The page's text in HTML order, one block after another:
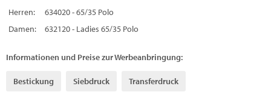
Herren:
634020 - 65/35 Polo
Damen:
632120 - Ladies 65/35 Polo
Informationen und Preise zur Werbeanbringung:
Bestickung Siebdruck Transferdruck